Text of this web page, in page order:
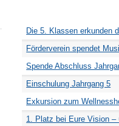
Die 5. Klassen erkunden
Förderverein spendet
Spende Abschluss
Einschulung Jahrgang 5
Exkursion zum
1. Platz bei Eure Vision –